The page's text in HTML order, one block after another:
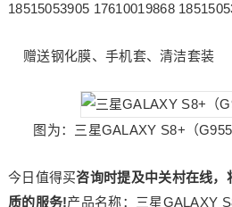
18515053905 17610019868
赠送钢化膜、手机套、清洁套装
图为：三星GALAXY S8+（
今日值得买咨询时提及中关村在线
质的服务!产品名称：三星GALAXY